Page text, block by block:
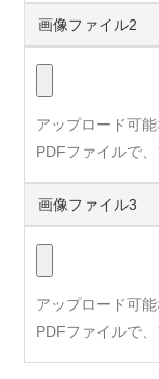
画像ファイル2
アップロード可
PDFファイルで
画像ファイル3
アップロード可
PDFファイルで